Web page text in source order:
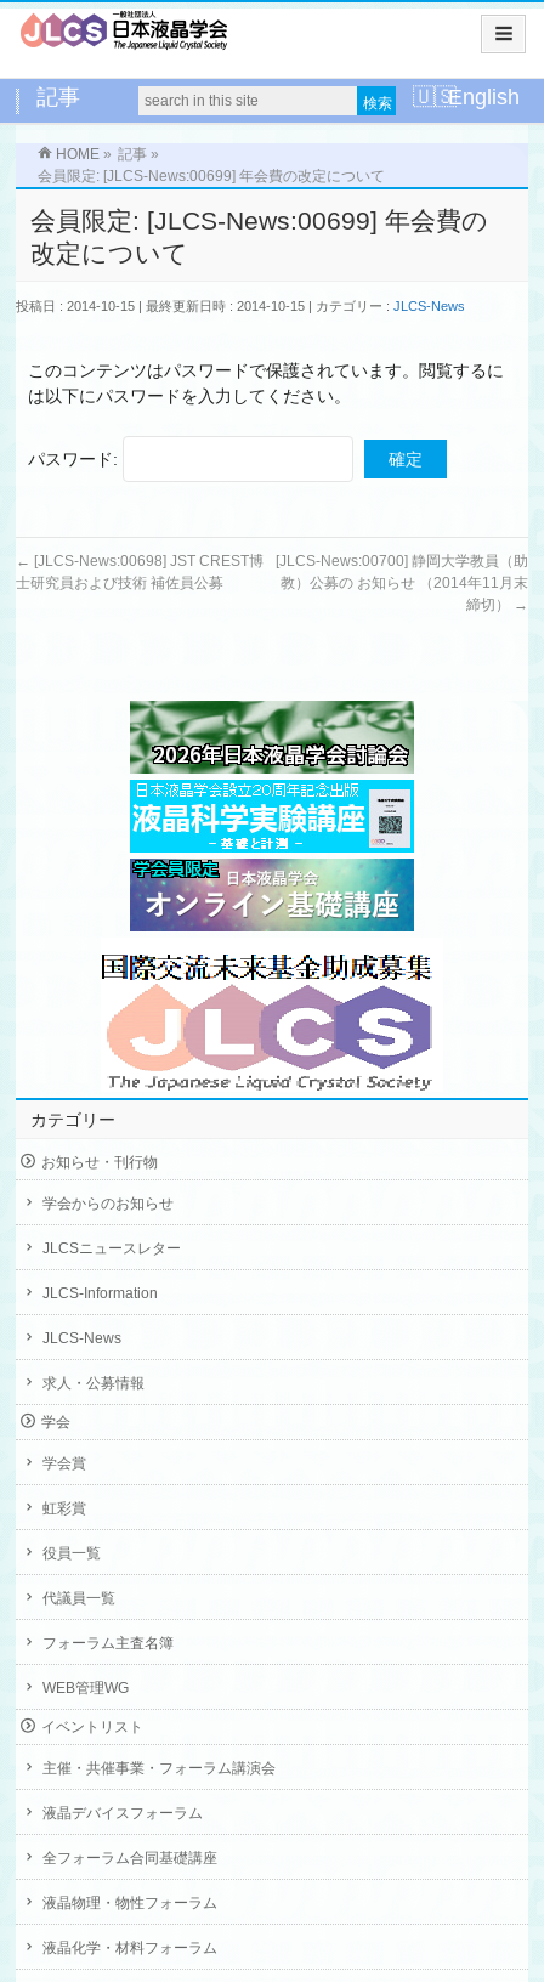
記事 English
HOME » 記事 »
会員限定: [JLCS-News:00699] 年会費の改定について
会員限定: [JLCS-News:00699] 年会費の
改定について
投稿日 : 2014-10-15 最終更新日時 : 2014-10-15 カテゴリー :JLCS-News
このコンテンツはパスワードで保護されています。閲覧するに
は以下にパスワードを入力してください。
パスワード:
← [JLCS-News:00698] JST CREST博
士研究員および技術 補佐員公募
[JLCS-News:00700] 静岡大学教員（助
教）公募の お知らせ （2014年11月末
締切）
→
カテゴリー
お知らせ・刊行物
学会からのお知らせ
JLCSニュースレター
JLCS-Information
JLCS-News
求人・公募情報
学会
学会賞
虹彩賞
役員一覧
代議員一覧
フォーラム主査名簿
WEB管理WG
イベントリスト
主催・共催事業・フォーラム講演会
液晶デバイスフォーラム
全フォーラム合同基礎講座
液晶物理・物性フォーラム
液晶化学・材料フォーラム